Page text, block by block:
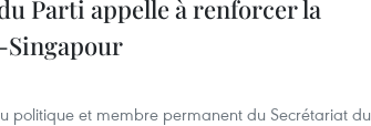
Parti appelle à renforcer la
politique et membre permanent du Secrétariat du